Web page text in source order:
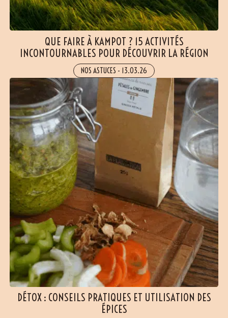
QUE FAIRE À KAMPOT ? 15 ACTIVITÉS
INCONTOURNABLES POUR DÉCOUVRIR LA RÉGION
NOS ASTUCES - 13.03.26
DÉTOX : CONSEILS PRATIQUES ET UTILISATION DES
ÉPICES